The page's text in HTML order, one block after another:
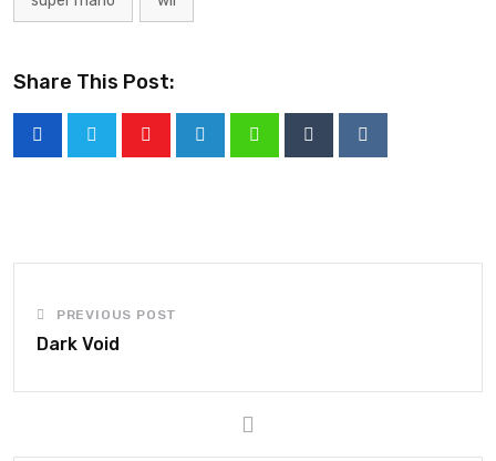
Share This Post:
PREVIOUS POST
Dark Void